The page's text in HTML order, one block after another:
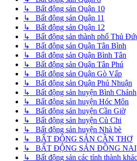
↳ Bất động sản Quận 10
↳ Bất động sản Quận 11
↳ Bất động sản Quận 12
↳ Bất động sản thành phố Thủ
↳ Bất động sản Quận Tân Bình
↳ Bất động sản Quận Bình Tân
↳ Bất động sản Quận Tân Phú
↳ Bất động sản Quận Gò Vấp
↳ Bất động sản Quận Phú Nhuận
↳ Bất động sản huyện Bình Chánh
↳ Bất động sản huyện Hóc Môn
↳ Bất động sản huyện Cần Giờ
↳ Bất động sản huyện Củ Chi
↳ Bất động sản huyện Nhà bè
↳ BẤT ĐỘNG SẢN CẦN THƠ
↳ BẤT ĐỘNG SẢN ĐỒNG NAI
↳ Bất động sản các tỉnh thành